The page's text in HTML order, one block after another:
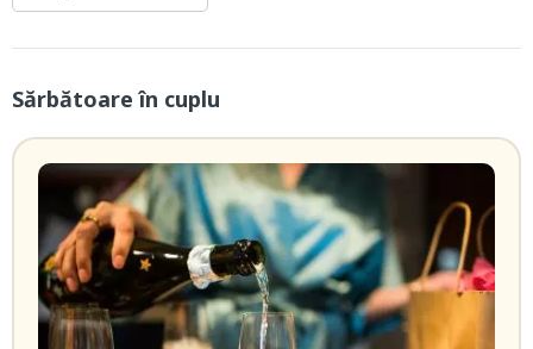
Sărbătoare în cuplu